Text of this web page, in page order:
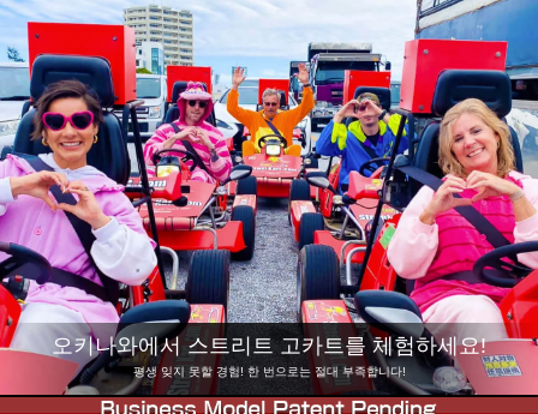
소개 사양 가격
접근성 고객 리뷰 자주 묻는 질문
회사 정보 예약
지점 변경
도쿄 시나가와 #1 도쿄 아키하바라#1
도쿄 아키하바라#2 도쿄 시부야
도쿄 시부야 애넥스 도쿄 베이
도쿄 아사쿠사 오사카
오키나와
오키나와에서 스트리트 고카트를 체험하세요!
평생 잊지 못할 경험! 한 번으로는 절대 부족합니다!